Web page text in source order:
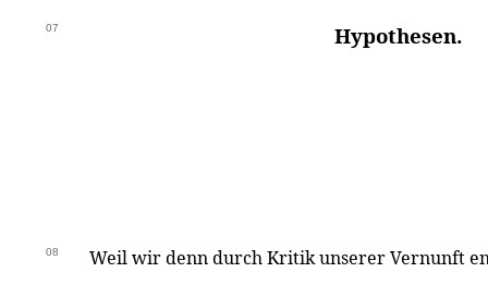
07 Hypothesen.
08 Weil wir denn durch Kritik unserer Vernunft